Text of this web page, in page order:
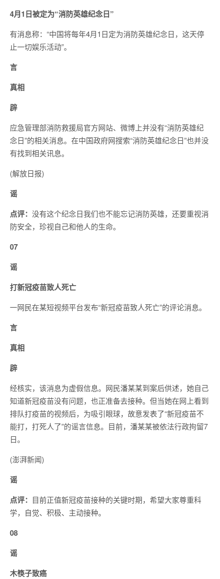
4月1日被定为“消防英雄纪念日”
有消息称：“中国将每年4月1日定为消防英雄纪念日，这天停
止一切娱乐活动”。
言
真相
辟
应急管理部消防救援局官方网站、微博上并没有“消防英雄纪
念日”的相关消息。在中国政府网搜索“消防英雄纪念日”也并没
有找到相关讯息。
(解放日报)
谣
点评： 没有这个纪念日我们也不能忘记消防英雄，还要重视消
防安全，珍视自己和他人的生命。
07
谣
打新冠疫苗致人死亡
一网民在某短视频平台发布“新冠疫苗致人死亡”的评论消息。
言
真相
辟
经核实，该消息为虚假信息。网民潘某某到案后供述，她自己
知道新冠疫苗没有问题，也正准备去接种。但当她在网上看到
排队打疫苗的视频后，为吸引眼球，故意发表了“新冠疫苗不
能打，打死人了”的谣言信息。目前，潘某某被依法行政拘留7
日。
(澎湃新闻)
谣
点评： 目前正值新冠疫苗接种的关键时期，希望大家尊重科
学，自觉、积极、主动接种。
08
谣
木筷子致癌